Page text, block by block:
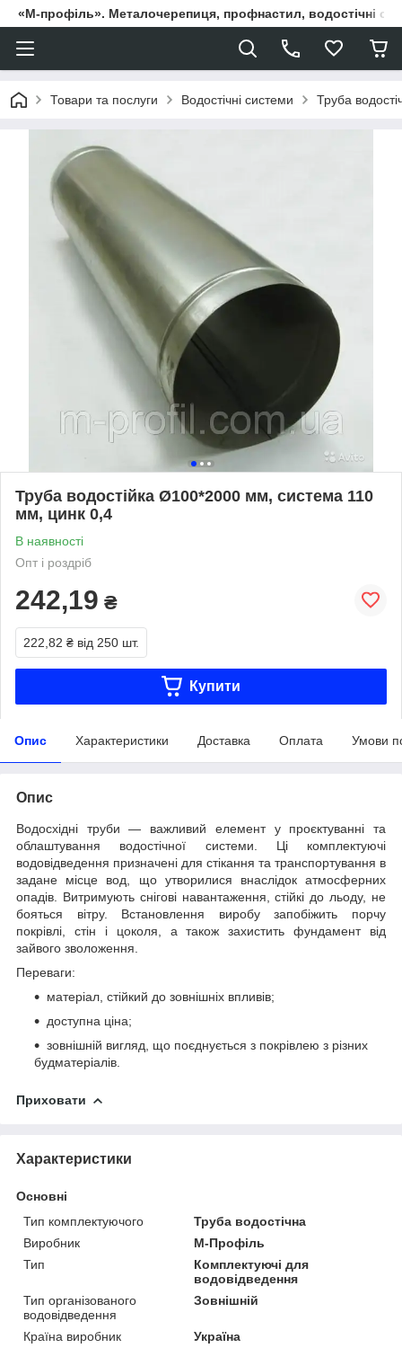
«М-профіль». Металочерепиця, профнастил, водостічні
Товари та послуги Водостічні системи Труба
Труба водостійка Ø100*2000 мм, система 110
мм, цинк 0,4
В наявності
Опт і роздріб
242,19 ₴
222,82 ₴ від 250 шт.
Купити
Опис Характеристики Доставка Оплата Умови
Опис
Водосхідні труби — важливий елемент у проєктуванні та
облаштування водостічної системи. Ці комплектуючі
водовідведення призначені для стікання та транспортування в
задане місце вод, що утворилися внаслідок атмосферних
опадів. Витримують снігові навантаження, стійкі до льоду, не
бояться вітру. Встановлення виробу запобіжить порчу
покрівлі, стін і цоколя, а також захистить фундамент від
зайвого зволоження.
Переваги:
матеріал, стійкий до зовнішніх впливів;
доступна ціна;
зовнішній вигляд, що поєднується з покрівлею з різних
будматеріалів.
Приховати
Характеристики
Основні
Тип комплектуючого
Труба водостічна
Виробник
М-Профіль
Тип
Комплектуючі для
водовідведення
Тип організованого
водовідведення
Зовнішній
Країна виробник Україна